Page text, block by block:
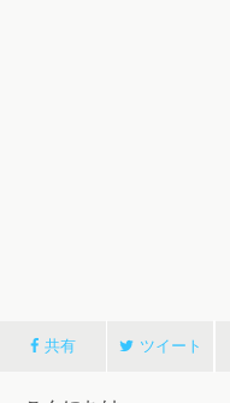
共有 ツイート